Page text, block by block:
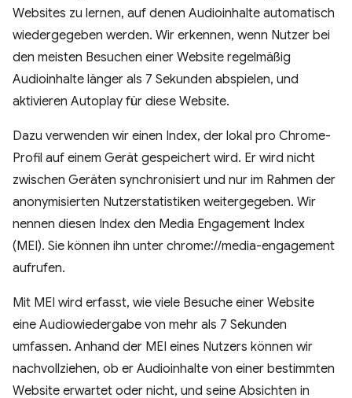
Websites zu lernen, auf denen Audioinhalte automatisch
wiedergegeben werden. Wir erkennen, wenn Nutzer bei
den meisten Besuchen einer Website regelmäßig
Audioinhalte länger als 7 Sekunden abspielen, und
aktivieren Autoplay für diese Website.
Dazu verwenden wir einen Index, der lokal pro Chrome-
Profil auf einem Gerät gespeichert wird. Er wird nicht
zwischen Geräten synchronisiert und nur im Rahmen der
anonymisierten Nutzerstatistiken weitergegeben. Wir
nennen diesen Index den Media Engagement Index
(MEI). Sie können ihn unter chrome://media-engagement
aufrufen.
Mit MEI wird erfasst, wie viele Besuche einer Website
eine Audiowiedergabe von mehr als 7 Sekunden
umfassen. Anhand der MEI eines Nutzers können wir
nachvollziehen, ob er Audioinhalte von einer bestimmten
Website erwartet oder nicht, und seine Absichten in